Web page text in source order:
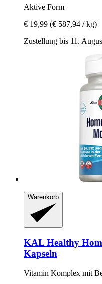
Aktive Form
€ 19,99 (€ 587,94 / kg)
Zustellung bis 11.
Warenkorb
KAL Healthy
Kapseln
Vitamin Komplex mit